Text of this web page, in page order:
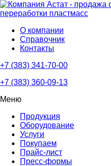
О компании
Справочник
Контакты
+7 (383) 341-70-00
+7 (383) 360-09-13
Меню
Продукция
Оборудование
Услуги
Покупаем
Прайс-лист
Пресс-формы